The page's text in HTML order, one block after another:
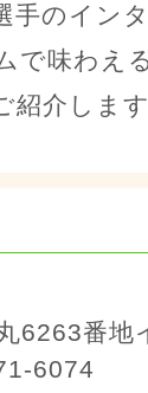
手のイン
で味わえ
紹介します
6263番地
6074